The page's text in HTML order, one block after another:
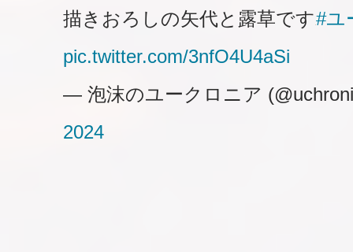
描きおろしの矢代と露草です#ユ
pic.twitter.com/3nfO4U4aSi
— 泡沫のユークロニア
2024